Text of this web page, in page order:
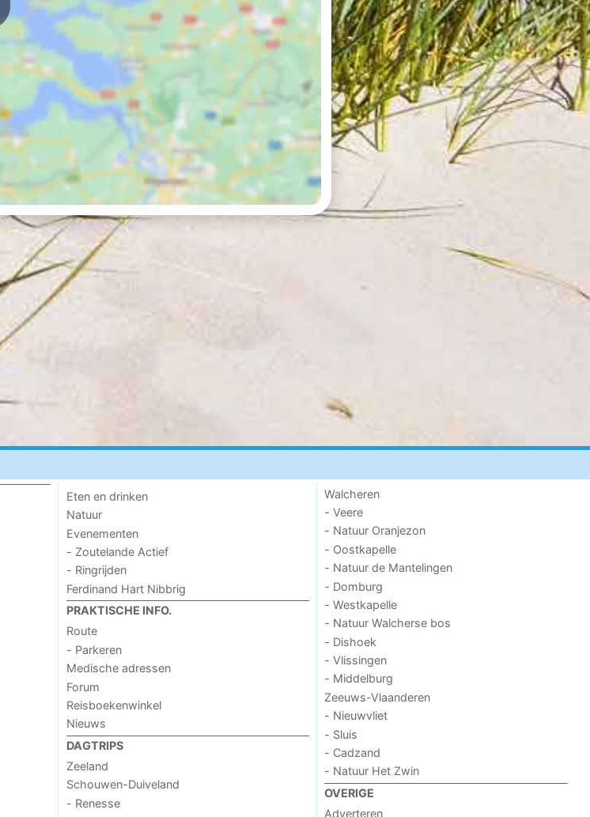
Eten en drinken
Natuur
Evenementen
- Zoutelande Actief
- Ringrijden
Ferdinand Hart Nibbrig
PRAKTISCHE INFO.
Route
- Parkeren
Medische adressen
Forum
Reisboekenwinkel
Nieuws
DAGTRIPS
Zeeland
Schouwen-Duiveland
- Renesse
Walcheren
- Veere
- Natuur Oranjezon
- Oostkapelle
- Natuur de Mantelingen
- Domburg
- Westkapelle
- Natuur Walcherse bos
- Dishoek
- Vlissingen
- Middelburg
Zeeuws-Vlaanderen
- Nieuwvliet
- Sluis
- Cadzand
- Natuur Het Zwin
OVERIGE
Adverteren